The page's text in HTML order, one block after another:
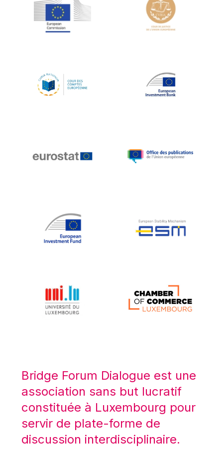
Jean-Louis Schiltz
Jean-Victor Louis
Johnny Åkerholm
Katharien L.C. Hunt
Klaus-Heiner Lehne
Koen LENAERTS
Lars Heikensten
Lucas Papademos
Máire Geoghegan-Quinn
Mario Centeno
Mario Monti
Maroš ŠEFČOVIČ
Martin Bailey
Martine Reicherts
Bridge Forum Dialogue est une
association sans but lucratif
constituée à Luxembourg pour
servir de plate-forme de
discussion interdisciplinaire.